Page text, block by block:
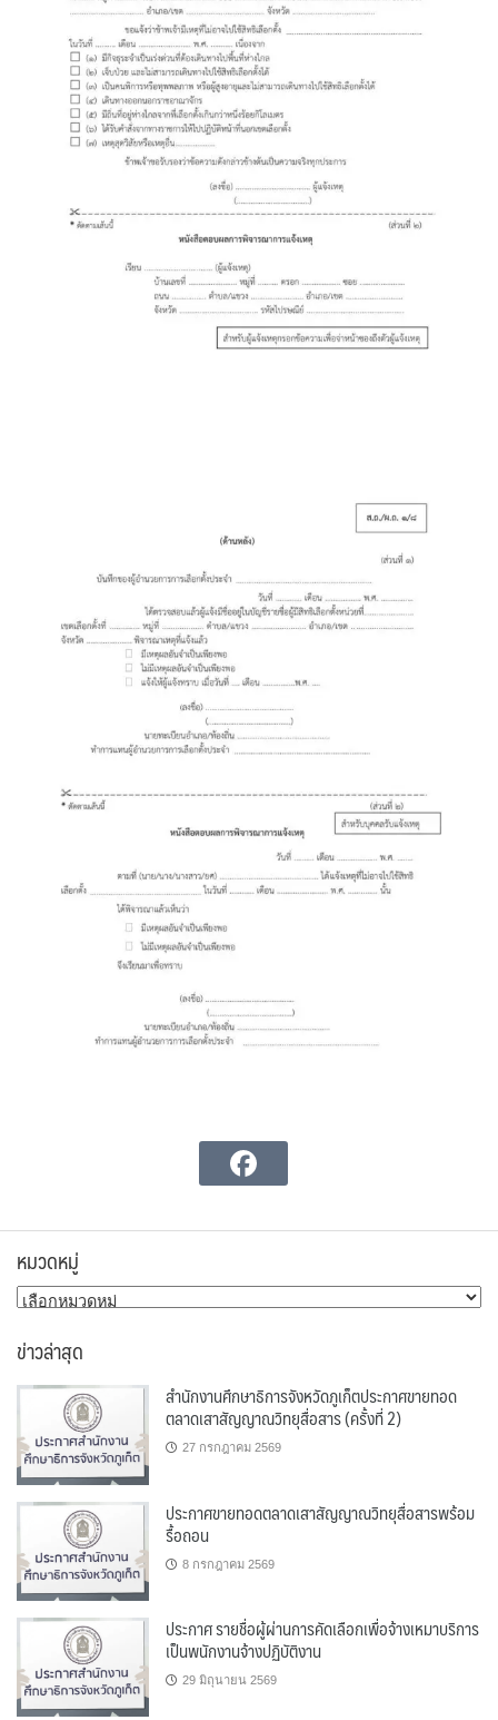
หมวดหมู่
หมวด
ข่าวล่าสุด
สำนักงานศึกษาธิการจังหวัดภูเก็ตประกาศขายทอด
ตลาดเสาสัญญาณวิทยุสื่อสาร (ครั้งที่ 2)
27 กรกฎาคม 2569
ประกาศขายทอดตลาดเสาสัญญาณวิทยุสื่อสารพร้อม
รื้อถอน
8 กรกฎาคม 2569
ประกาศ รายชื่อผู้ผ่านการคัดเลือกเพื่อจ้างเหมาบริการ
เป็นพนักงานจ้างปฏิบัติงาน
29 มิถุนายน 2569